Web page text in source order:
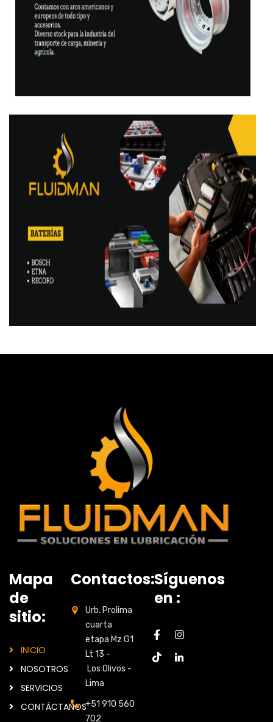
Mapa
de
sitio:
INICIO
NOSOTROS
SERVICIOS
CONTÁCTANOS
Contactos:
Urb. Prolima
cuarta
etapa Mz G1
Lt 13 -
Los Olivos -
Lima
+51 910 560
702
Síguenos
en :